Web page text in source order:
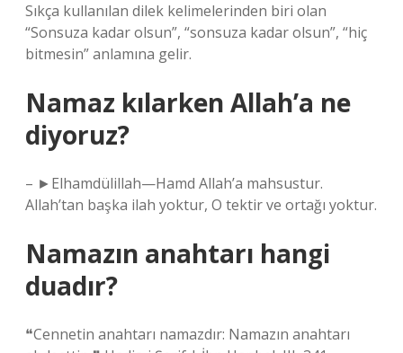
Sıkça kullanılan dilek kelimelerinden biri olan
“Sonsuza kadar olsun”, “sonsuza kadar olsun”, “hiç
bitmesin” anlamına gelir.
Namaz kılarken Allah’a ne
diyoruz?
– ►Elhamdülillah—Hamd Allah’a mahsustur.
Allah’tan başka ilah yoktur, O tektir ve ortağı yoktur.
Namazın anahtarı hangi
duadır?
❝Cennetin anahtarı namazdır: Namazın anahtarı